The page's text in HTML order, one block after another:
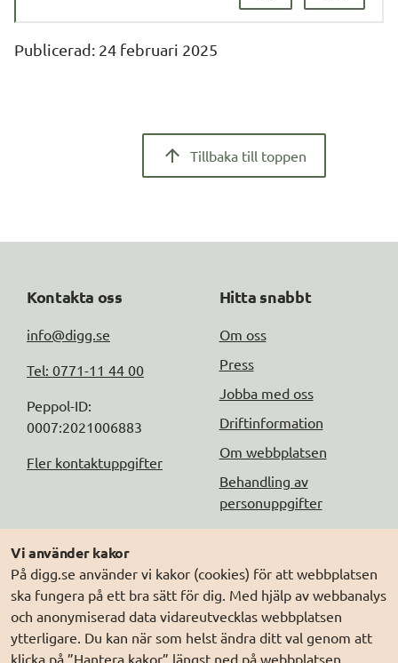
Vi använder kakor
På digg.se använder vi kakor (cookies) för att webbplatsen
ska fungera på ett bra sätt för dig. Med hjälp av webbanalys
och anonymiserad data vidareutvecklas webbplatsen
ytterligare. Du kan när som helst ändra ditt val genom att
klicka på ”Hantera kakor” längst ned på webbplatsen.
Publicerad: 24 februari 2025
Tillbaka till toppen
Kontakta oss
info@digg.se
Tel: 0771-11 44 00
Peppol-ID:
0007:2021006883
Fler kontaktuppgifter
Hitta snabbt
Om oss
Press
Jobba med oss
Driftinformation
Om webbplatsen
Behandling av
personuppgifter
Följ oss
DIGG på
Prenumerera på nyheter
DIGG på
LinkedIn
DIGG på
PressMachine
Elegitimation.se
Min myndighetspost
Sveriges dataportal